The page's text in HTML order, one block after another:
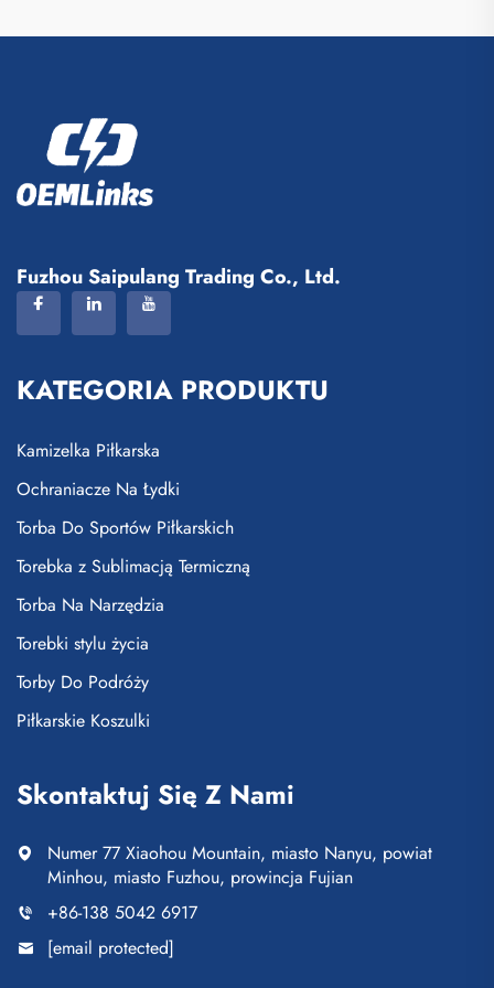
Fuzhou Saipulang Trading Co., Ltd.
KATEGORIA PRODUKTU
Kamizelka Piłkarska
Ochraniacze Na Łydki
Torba Do Sportów Piłkarskich
Torebka z Sublimacją Termiczną
Torba Na Narzędzia
Torebki stylu życia
Torby Do Podróży
Piłkarskie Koszulki
Skontaktuj Się Z Nami
Numer 77 Xiaohou Mountain, miasto Nanyu, powiat
Minhou, miasto Fuzhou, prowincja Fujian
+86-138 5042 6917
[email protected]